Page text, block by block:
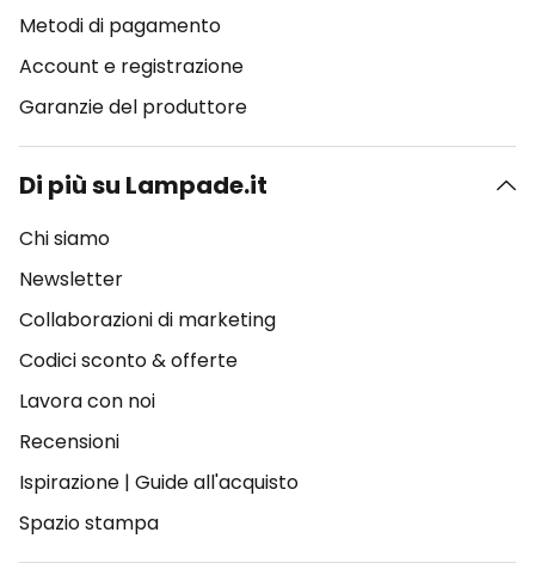
Metodi di pagamento
Account e registrazione
Garanzie del produttore
Di più su Lampade.it
Chi siamo
Newsletter
Collaborazioni di marketing
Codici sconto & offerte
Lavora con noi
Recensioni
Ispirazione | Guide all'acquisto
Spazio stampa